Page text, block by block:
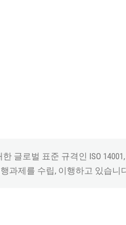
로벌 표준 규격인 ISO 14001,
과제를 수립, 이행하고 있습니